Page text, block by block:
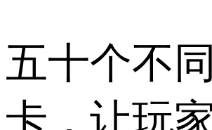
五十个不
卡，让玩